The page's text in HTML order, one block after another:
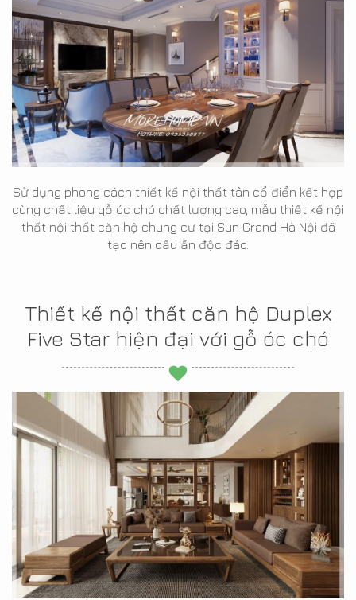
Sử dụng phong cách thiết kế nội thất tân cổ điển kết hợp
cùng chất liệu gỗ óc chó chất lượng cao, mẫu thiết kế nội
thất nội thất căn hộ chung cư tại Sun Grand Hà Nội đã
tạo nên dấu ấn độc đáo.
Thiết kế nội thất căn hộ Duplex
Five Star hiện đại với gỗ óc chó